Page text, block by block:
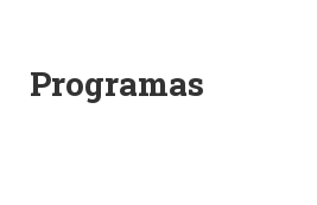
Programas